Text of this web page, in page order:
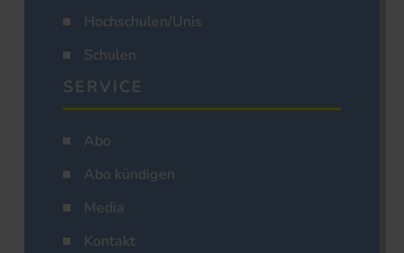
Hochschulen/Unis
Schulen
SERVICE
Abo
Abo kündigen
Media
Kontakt